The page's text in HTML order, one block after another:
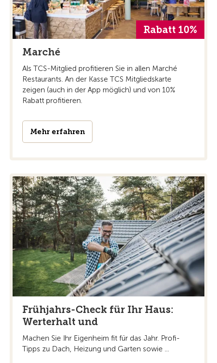
Rabatt 10%
Marché
Als TCS-Mitglied profitieren Sie in allen Marché
Restaurants. An der Kasse TCS Mitgliedskarte
zeigen (auch in der App möglich) und von 10%
Rabatt profitieren.
Mehr erfahren
Frühjahrs-Check für Ihr Haus:
Werterhalt und
Machen Sie Ihr Eigenheim fit für das Jahr. Profi-
Tipps zu Dach, Heizung und Garten sowie ...